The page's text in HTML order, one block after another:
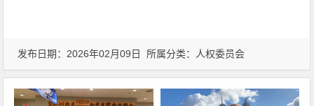
发布日期：2026年02月09日 所属分类： 人权委员会